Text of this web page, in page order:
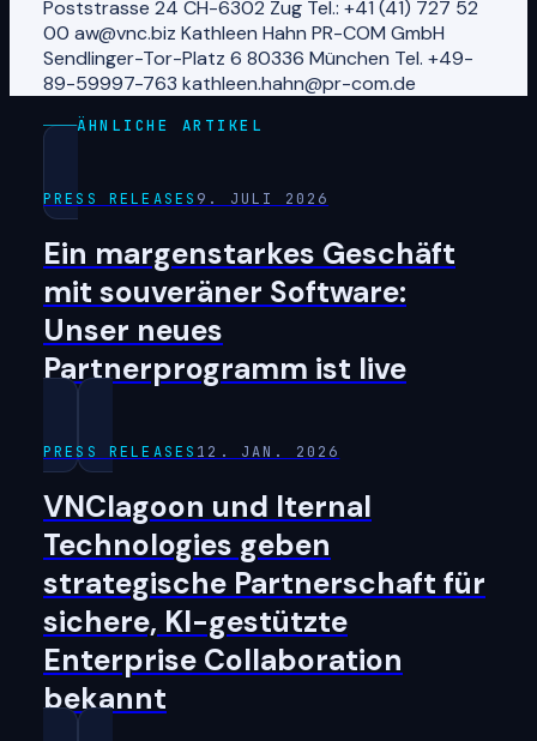
Poststrasse 24 CH-6302 Zug Tel.: +41 (41) 727 52
00 aw@vnc.biz Kathleen Hahn PR-COM GmbH
Sendlinger-Tor-Platz 6 80336 München Tel. +49-
89-59997-763 kathleen.hahn@pr-com.de
ÄHNLICHE ARTIKEL
PRESS RELEASES 9. JULI 2026
Ein margenstarkes Geschäft
mit souveräner Software:
Unser neues
Partnerprogramm ist live
PRESS RELEASES 12. JAN. 2026
VNClagoon und Iternal
Technologies geben
strategische Partnerschaft für
sichere, KI-gestützte
Enterprise Collaboration
bekannt